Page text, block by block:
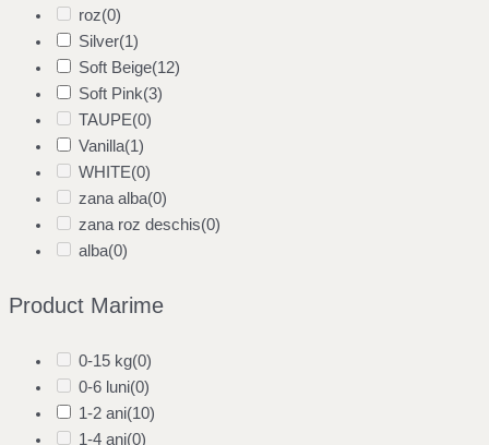
roz(0)
Silver(1)
Soft Beige(12)
Soft Pink(3)
TAUPE(0)
Vanilla(1)
WHITE(0)
zana alba(0)
zana roz deschis(0)
alba(0)
Product Marime
0-15 kg(0)
0-6 luni(0)
1-2 ani(10)
1-4 ani(0)